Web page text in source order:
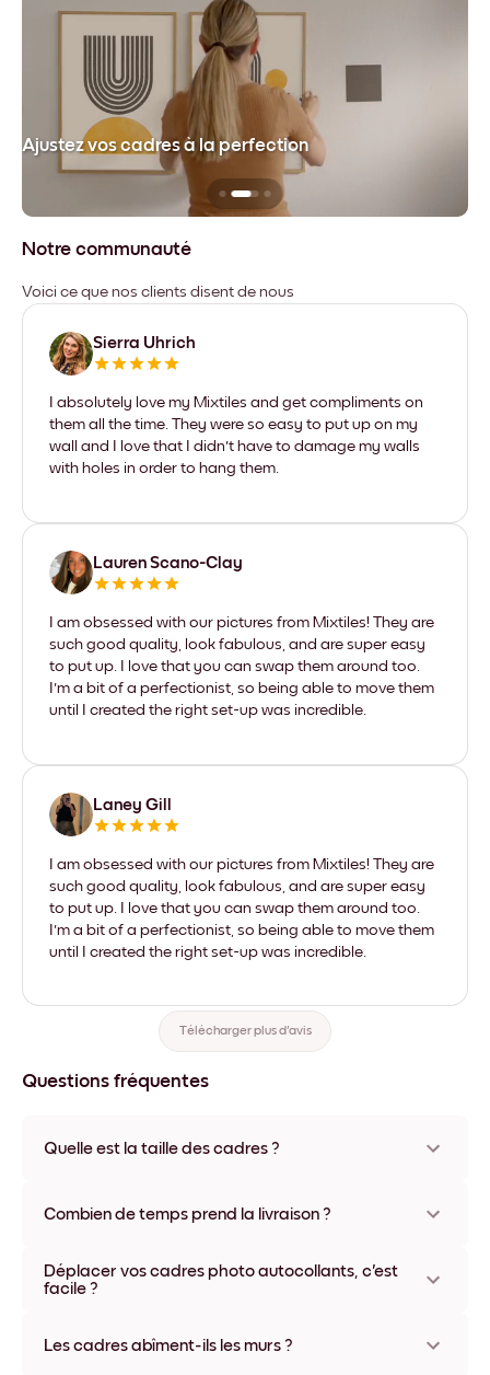
Ajustez vos cadres à la perfection
Notre communauté
Voici ce que nos clients disent de nous
Sierra Uhrich
I absolutely love my Mixtiles and get compliments on
them all the time. They were so easy to put up on my
wall and I love that I didn't have to damage my walls
with holes in order to hang them.
Lauren Scano-Clay
I am obsessed with our pictures from Mixtiles! They are
such good quality, look fabulous, and are super easy
to put up. I love that you can swap them around too.
I'm a bit of a perfectionist, so being able to move them
until I created the right set-up was incredible.
Laney Gill
I am obsessed with our pictures from Mixtiles! They are
such good quality, look fabulous, and are super easy
to put up. I love that you can swap them around too.
I'm a bit of a perfectionist, so being able to move them
until I created the right set-up was incredible.
Télécharger plus d'avis
Questions fréquentes
Quelle est la taille des cadres ?
Plusieurs matériaux et coloris disponibles, y compris sans
Combien de temps prend la livraison ?
généralement une semaine. Livraison express possible dans
certains pays. Un numéro de suivi accompagne chaque
Déplacer vos cadres photo autocollants, c'est
facile ?
l'infini, sans abîmer vos murs.
Les cadres abîment-ils les murs ?